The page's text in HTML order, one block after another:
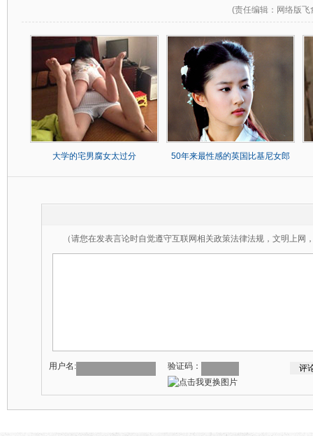
(责任编辑 ：网络版
大学的宅男腐女太过分 50年来最性感的英国比基尼女郎
（请您在发表言论时自觉遵守互联网相关政策法律法规，文明上网
用户名: 验证码：